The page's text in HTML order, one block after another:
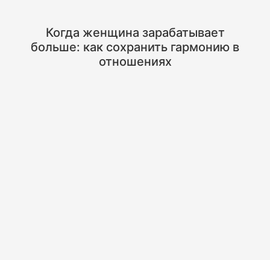
Когда женщина зарабатывает
больше: как сохранить гармонию в
отношениях